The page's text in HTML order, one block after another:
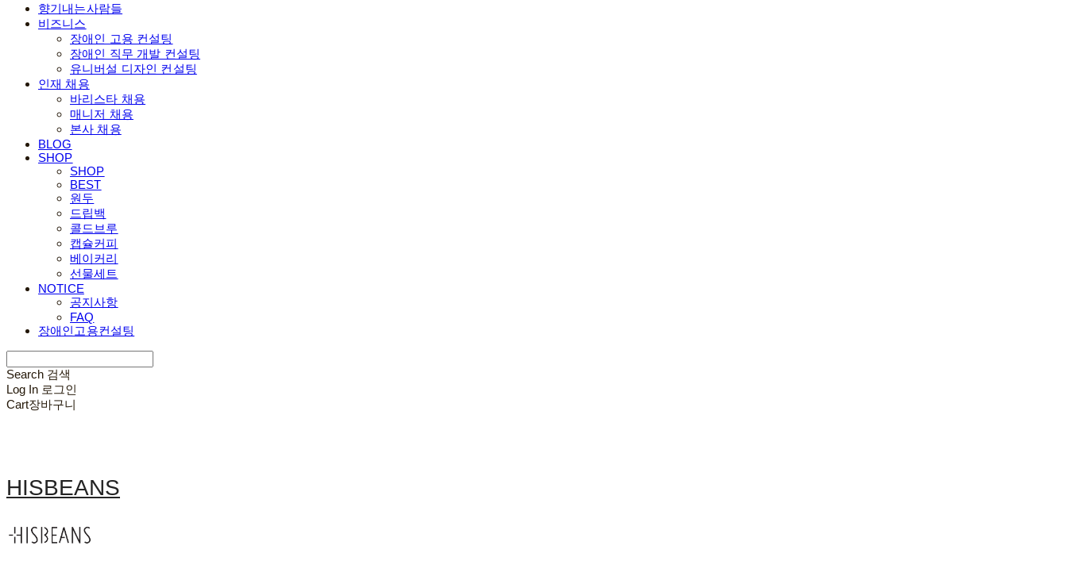
향기내는사람들
비즈니스
장애인 고용 컨설팅
장애인 직무 개발 컨설팅
유니버설 디자인 컨설팅
인재 채용
바리스타 채용
매니저 채용
본사 채용
BLOG
SHOP
SHOP
BEST
원두
드립백
콜드브루
캡슐커피
베이커리
선물세트
NOTICE
공지사항
FAQ
장애인고용컨설팅
Search 검색
Log In 로그인
Cart장바구니
HISBEANS